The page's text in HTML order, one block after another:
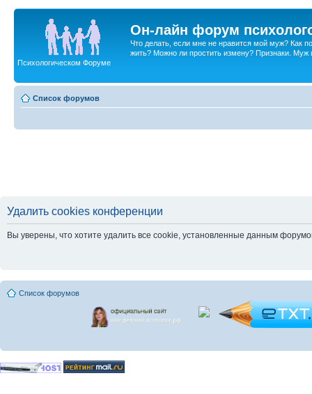
Он-лайн форум
Что делать, если мне не нравится мой муж? Как
жить? Можно ли простить измену? Признаки. Муж
Психологическом Форуме
Список форумов
Удалить cookies конференции
Вы уверены, что хотите удалить все cookie, установленные данным
Список форумов